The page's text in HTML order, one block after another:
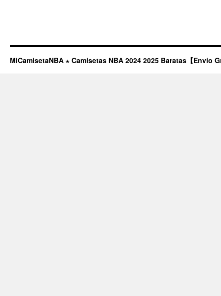
código
MiCamisetaNBA ⋆ Camisetas NBA 2024 2025 Baratas【Envío